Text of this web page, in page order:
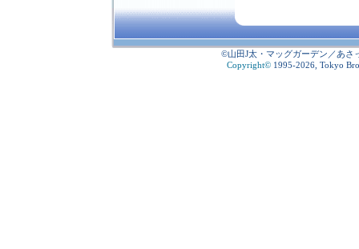
©山田J太・マッグガーデン／あさ
Copyright© 1995-2026, Tokyo